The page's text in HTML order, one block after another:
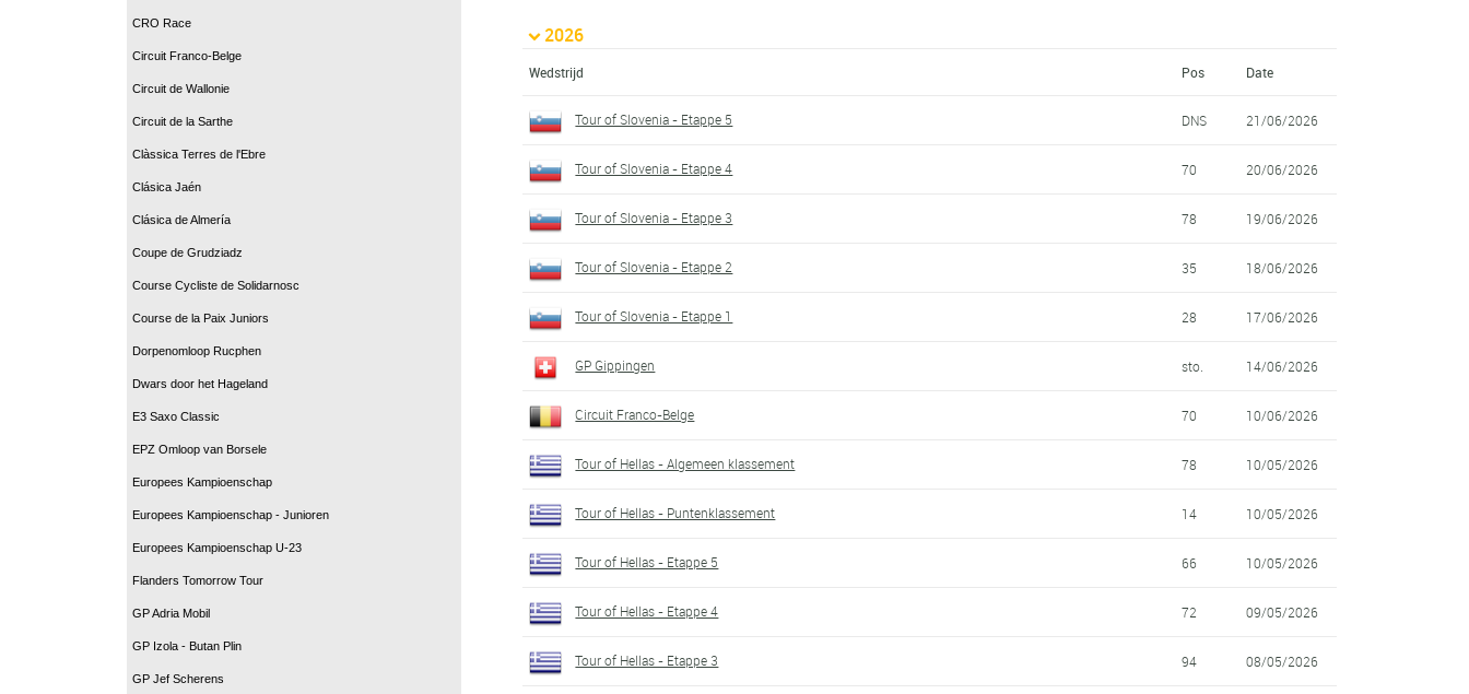
CRO Race
Circuit Franco-Belge
Circuit de Wallonie
Circuit de la Sarthe
Clàssica Terres de l'Ebre
Clásica Jaén
Clásica de Almería
Coupe de Grudziadz
Course Cycliste de Solidarnosc
Course de la Paix Juniors
Dorpenomloop Rucphen
Dwars door het Hageland
E3 Saxo Classic
EPZ Omloop van Borsele
Europees Kampioenschap
Europees Kampioenschap - Junioren
Europees Kampioenschap U-23
Flanders Tomorrow Tour
GP Adria Mobil
GP Izola - Butan Plin
GP Jef Scherens
2026
Wedstrijd Pos Date
Tour of Slovenia - Etappe 5 DNS 21/06/2026
Tour of Slovenia - Etappe 4 70 20/06/2026
Tour of Slovenia - Etappe 3 78 19/06/2026
Tour of Slovenia - Etappe 2 35 18/06/2026
Tour of Slovenia - Etappe 1 28 17/06/2026
GP Gippingen sto. 14/06/2026
Circuit Franco-Belge 70 10/06/2026
Tour of Hellas - Algemeen klassement 78 10/05/2026
Tour of Hellas - Puntenklassement 14 10/05/2026
Tour of Hellas - Etappe 5 66 10/05/2026
Tour of Hellas - Etappe 4 72 09/05/2026
Tour of Hellas - Etappe 3 94 08/05/2026